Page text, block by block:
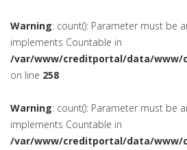
Warning: count(): Parameter must be
implements Countable in
/var/www/creditportal/data/www/
on line 258
Warning: count(): Parameter must be
implements Countable in
/var/www/creditportal/data/www/